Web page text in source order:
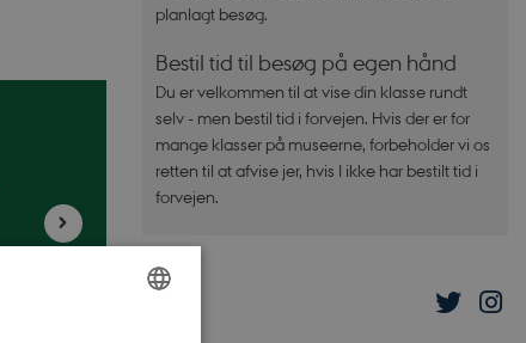
planlagt besøg.
Bestil tid til besøg på egen hånd
Du er velkommen til at vise din klasse rundt
selv - men bestil tid i forvejen. Hvis der er for
mange klasser på museerne, forbeholder vi os
retten til at afvise jer, hvis I ikke har bestilt tid i
forvejen.